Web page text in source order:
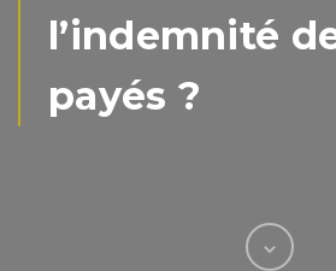
l’indemnité
payés ?